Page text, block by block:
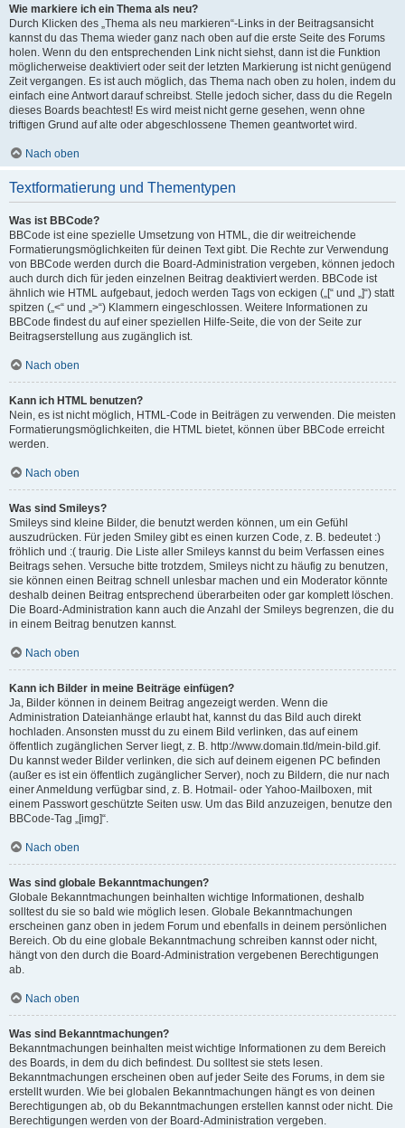
Wie markiere ich ein Thema als neu?
Durch Klicken des „Thema als neu markieren“-Links in der Beitragsansicht
kannst du das Thema wieder ganz nach oben auf die erste Seite des Forums
holen. Wenn du den entsprechenden Link nicht siehst, dann ist die Funktion
möglicherweise deaktiviert oder seit der letzten Markierung ist nicht genügend
Zeit vergangen. Es ist auch möglich, das Thema nach oben zu holen, indem du
einfach eine Antwort darauf schreibst. Stelle jedoch sicher, dass du die Regeln
dieses Boards beachtest! Es wird meist nicht gerne gesehen, wenn ohne
triftigen Grund auf alte oder abgeschlossene Themen geantwortet wird.
Nach oben
Textformatierung und Thementypen
Was ist BBCode?
BBCode ist eine spezielle Umsetzung von HTML, die dir weitreichende
Formatierungsmöglichkeiten für deinen Text gibt. Die Rechte zur Verwendung
von BBCode werden durch die Board-Administration vergeben, können jedoch
auch durch dich für jeden einzelnen Beitrag deaktiviert werden. BBCode ist
ähnlich wie HTML aufgebaut, jedoch werden Tags von eckigen („[“ und „]“) statt
spitzen („<“ und „>“) Klammern eingeschlossen. Weitere Informationen zu
BBCode findest du auf einer speziellen Hilfe-Seite, die von der Seite zur
Beitragserstellung aus zugänglich ist.
Nach oben
Kann ich HTML benutzen?
Nein, es ist nicht möglich, HTML-Code in Beiträgen zu verwenden. Die meisten
Formatierungsmöglichkeiten, die HTML bietet, können über BBCode erreicht
werden.
Nach oben
Was sind Smileys?
Smileys sind kleine Bilder, die benutzt werden können, um ein Gefühl
auszudrücken. Für jeden Smiley gibt es einen kurzen Code, z. B. bedeutet :)
fröhlich und :( traurig. Die Liste aller Smileys kannst du beim Verfassen eines
Beitrags sehen. Versuche bitte trotzdem, Smileys nicht zu häufig zu benutzen,
sie können einen Beitrag schnell unlesbar machen und ein Moderator könnte
deshalb deinen Beitrag entsprechend überarbeiten oder gar komplett löschen.
Die Board-Administration kann auch die Anzahl der Smileys begrenzen, die du
in einem Beitrag benutzen kannst.
Nach oben
Kann ich Bilder in meine Beiträge einfügen?
Ja, Bilder können in deinem Beitrag angezeigt werden. Wenn die
Administration Dateianhänge erlaubt hat, kannst du das Bild auch direkt
hochladen. Ansonsten musst du zu einem Bild verlinken, das auf einem
öffentlich zugänglichen Server liegt, z. B. http://www.domain.tld/mein-bild.gif.
Du kannst weder Bilder verlinken, die sich auf deinem eigenen PC befinden
(außer es ist ein öffentlich zugänglicher Server), noch zu Bildern, die nur nach
einer Anmeldung verfügbar sind, z. B. Hotmail- oder Yahoo-Mailboxen, mit
einem Passwort geschützte Seiten usw. Um das Bild anzuzeigen, benutze den
BBCode-Tag „[img]“.
Nach oben
Was sind globale Bekanntmachungen?
Globale Bekanntmachungen beinhalten wichtige Informationen, deshalb
solltest du sie so bald wie möglich lesen. Globale Bekanntmachungen
erscheinen ganz oben in jedem Forum und ebenfalls in deinem persönlichen
Bereich. Ob du eine globale Bekanntmachung schreiben kannst oder nicht,
hängt von den durch die Board-Administration vergebenen Berechtigungen
ab.
Nach oben
Was sind Bekanntmachungen?
Bekanntmachungen beinhalten meist wichtige Informationen zu dem Bereich
des Boards, in dem du dich befindest. Du solltest sie stets lesen.
Bekanntmachungen erscheinen oben auf jeder Seite des Forums, in dem sie
erstellt wurden. Wie bei globalen Bekanntmachungen hängt es von deinen
Berechtigungen ab, ob du Bekanntmachungen erstellen kannst oder nicht. Die
Berechtigungen werden von der Board-Administration vergeben.